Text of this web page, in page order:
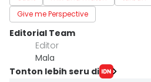
Give me Perspective
Editorial Team
Editor
Mala
Tonton lebih seru di